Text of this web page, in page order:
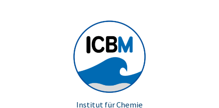
Institut für Chemie